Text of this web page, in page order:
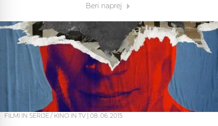
Beri naprej
FILMI IN SERIJE / KINO IN TV 08. 06. 2015